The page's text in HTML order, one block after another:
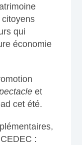
qui
économie
et
cet été.
: